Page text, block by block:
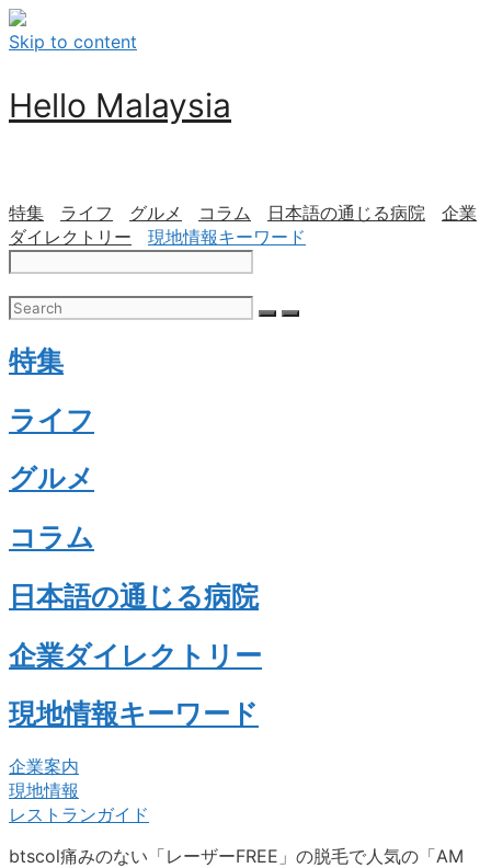
Skip to content
Hello Malaysia
特集 ライフ グルメ コラム 日本語の通じる病院
企業
ダイレクトリー
現地情報キーワード
特集
ライフ
グルメ
コラム
日本語の通じる病院
企業ダイレクトリー
現地情報キーワード
企業案内
現地情報
レストランガイド
btscol痛みのない「レーザーFREE」の脱毛で人気の「AM